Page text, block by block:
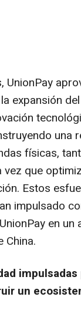
UnionPay
expansión
una
físicas,
que
Estos
impulsado
en un
China.
impulsadas
un